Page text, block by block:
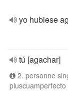
yo hubiese
tú [agachar]
2. personne